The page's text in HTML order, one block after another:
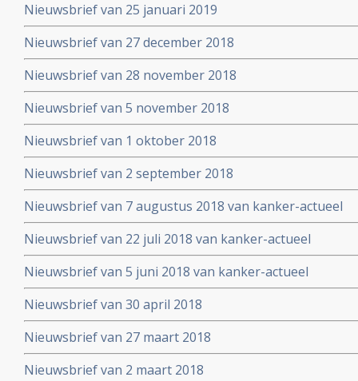
Nieuwsbrief van 25 januari 2019
Nieuwsbrief van 27 december 2018
Nieuwsbrief van 28 november 2018
Nieuwsbrief van 5 november 2018
Nieuwsbrief van 1 oktober 2018
Nieuwsbrief van 2 september 2018
Nieuwsbrief van 7 augustus 2018 van kanker-actueel
Nieuwsbrief van 22 juli 2018 van kanker-actueel
Nieuwsbrief van 5 juni 2018 van kanker-actueel
Nieuwsbrief van 30 april 2018
Nieuwsbrief van 27 maart 2018
Nieuwsbrief van 2 maart 2018